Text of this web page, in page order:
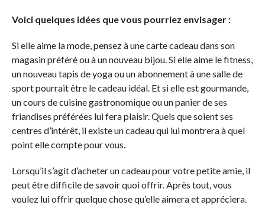
Voici quelques idées que vous pourriez envisager :
Si elle aime la mode, pensez à une carte cadeau dans son
magasin préféré ou à un nouveau bijou. Si elle aime le fitness,
un nouveau tapis de yoga ou un abonnement à une salle de
sport pourrait être le cadeau idéal. Et si elle est gourmande,
un cours de cuisine gastronomique ou un panier de ses
friandises préférées lui fera plaisir. Quels que soient ses
centres d’intérêt, il existe un cadeau qui lui montrera à quel
point elle compte pour vous.
Lorsqu’il s’agit d’acheter un cadeau pour votre petite amie, il
peut être difficile de savoir quoi offrir. Après tout, vous
voulez lui offrir quelque chose qu’elle aimera et appréciera.